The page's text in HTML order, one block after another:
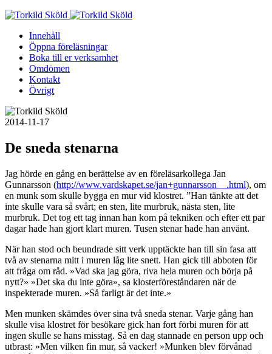
Skip
contentInnehåll
Öppna föreläsningar
Boka till er verksamhet
Omdömen
Kontakt
Övrigt
2014-11-17
De sneda stenarna
Jag hörde en gång en berättelse av en föreläsarkollega Jan
Gunnarsson (http://www.vardskapet.se/jan+gunnarsson__.html), om
en munk som skulle bygga en mur vid klostret. ”Han tänkte att det
inte skulle vara så svårt; en sten, lite murbruk, nästa sten, lite
murbruk. Det tog ett tag innan han kom på tekniken och efter ett par
dagar hade han gjort klart muren. Tusen stenar hade han använt.
När han stod och beundrade sitt verk upptäckte han till sin fasa att
två av stenarna mitt i muren låg lite snett. Han gick till abboten för
att fråga om råd. »Vad ska jag göra, riva hela muren och börja på
nytt?» »Det ska du inte göra», sa klosterföreståndaren när de
inspekterade muren. »Så farligt är det inte.»
Men munken skämdes över sina två sneda stenar. Varje gång han
skulle visa klostret för besökare gick han fort förbi muren för att
ingen skulle se hans misstag. Så en dag stannade en person upp och
utbrast: »Men vilken fin mur, så vacker! »Munken blev förvånad